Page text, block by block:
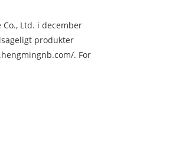
Ltd. i december
produkter
. For